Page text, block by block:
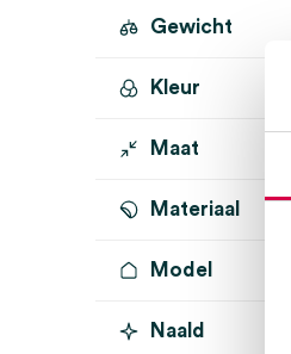
Gewicht
Kleur
Maat
Materiaal
Model
Naald